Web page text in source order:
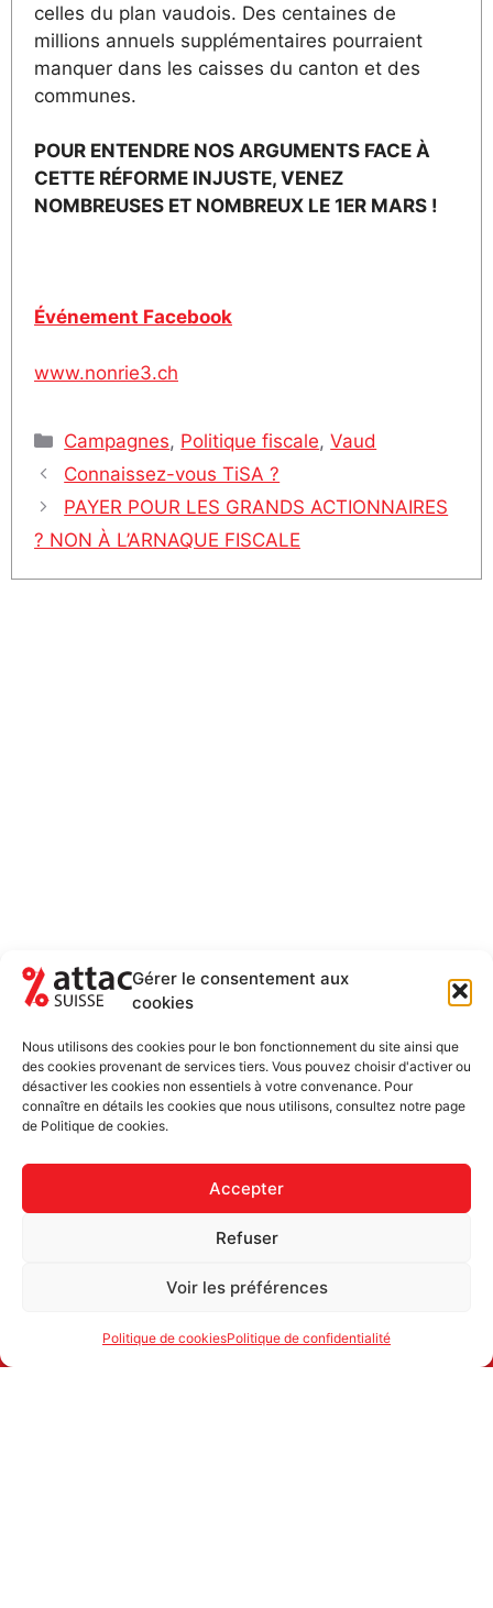
Gérer le consentement aux
cookies
Nous utilisons des cookies pour le bon fonctionnement du site ainsi que
des cookies provenant de services tiers. Vous pouvez choisir d'activer ou
désactiver les cookies non essentiels à votre convenance. Pour
connaître en détails les cookies que nous utilisons, consultez notre page
de Politique de cookies.
Accepter
Refuser
Voir les préférences
Politique de cookiesPolitique de confidentialité
celles du plan vaudois. Des centaines de
millions annuels supplémentaires pourraient
manquer dans les caisses du canton et des
communes.
POUR ENTENDRE NOS ARGUMENTS FACE À
CETTE RÉFORME INJUSTE, VENEZ
NOMBREUSES ET NOMBREUX LE 1ER MARS !
Événement Facebook
www.nonrie3.ch
Catégories
Campagnes, Politique fiscale,Vaud
Connaissez-vous TiSA ?
PAYER POUR LES GRANDS ACTIONNAIRES
? NON À L’ARNAQUE FISCALE
NEWSLETTER
5-6 FOIS PAR ANNÉE
Newsletter uniquement et désinscription possible